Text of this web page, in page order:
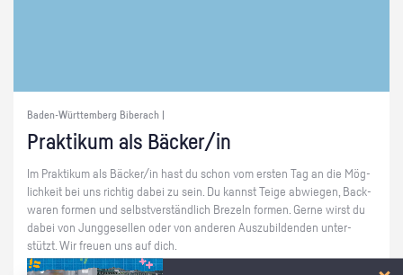
Baden-Württemberg Biberach |
Prak­ti­kum als Bä­cker/in
Im Prak­ti­kum als Bä­cker/in hast du schon vom ers­ten Tag an die Mög­
lich­keit bei uns rich­tig dabei zu sein. Du kannst Teige ab­wie­gen, Back­
wa­ren for­men und selbst­ver­ständ­lich Bre­zeln for­men. Gerne wirst du
dabei von Jung­ge­sel­len oder von an­de­ren Aus­zu­bil­den­den un­ter­
stützt. Wir freu­en uns auf dich.